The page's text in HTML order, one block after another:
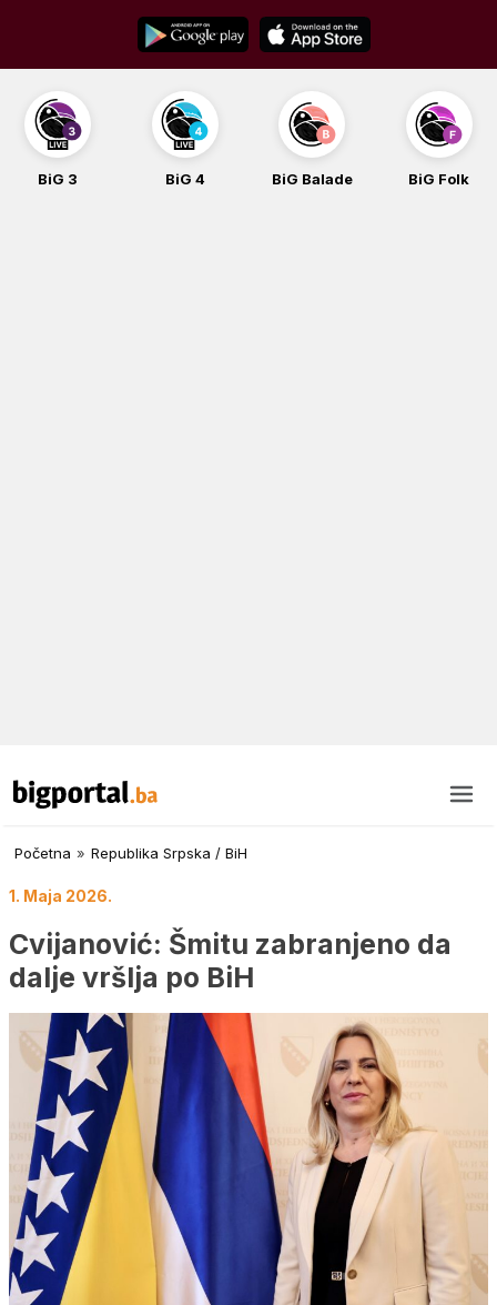
content
BiG 4 BiG Balade BiG Folk BiG iG
Početna » Republika Srpska / BiH
1. Maja 2026.
Cvijanović: Šmitu zabranjeno da
dalje vršlja po BiH